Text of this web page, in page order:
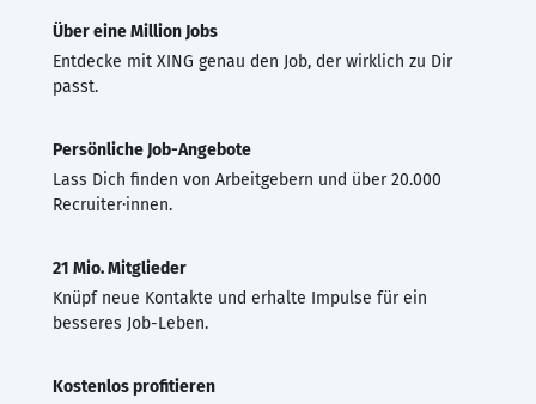
Über eine Million Jobs
Entdecke mit XING genau den Job, der wirklich zu Dir
passt.
Persönliche Job-Angebote
Lass Dich finden von Arbeitgebern und über 20.000
Recruiter·innen.
21 Mio. Mitglieder
Knüpf neue Kontakte und erhalte Impulse für ein
besseres Job-Leben.
Kostenlos profitieren